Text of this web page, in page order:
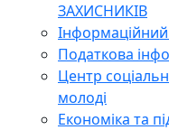
ЗАХИСНИКІВ
Податкова
Центр
молоді
Економіка та